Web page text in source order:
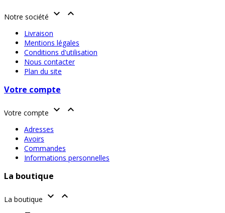
Notre société  
Livraison
Mentions légales
Conditions d'utilisation
Nous contacter
Plan du site
Votre compte
Votre compte  
Adresses
Avoirs
Commandes
Informations personnelles
La boutique
La boutique 
